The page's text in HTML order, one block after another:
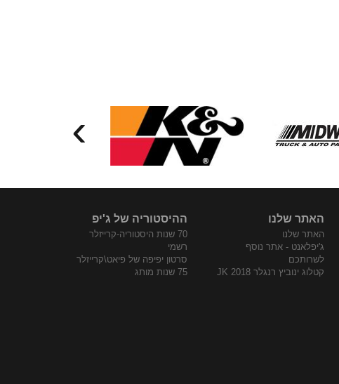
›
האתר שלנו
האתר שלנו
ג'יפלאנט - אתר נוסף
לשרותכם
קטלוג ינוביץ רנגלר JK 2018
ההיסטוריה של ג'יפ
70 שנות היסטוריה-קרייזלר
רשמי
סרטון יפיפה של פיאט\קרייזלר
75 שנות מותג